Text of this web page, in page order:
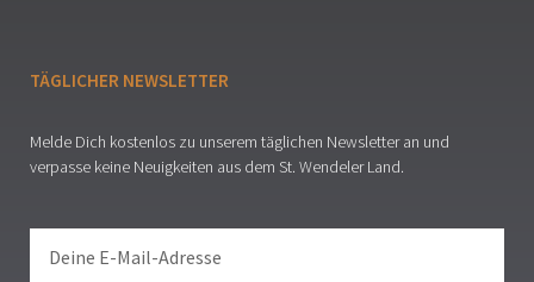
TÄGLICHER NEWSLETTER
Melde Dich kostenlos zu unserem täglichen Newsletter an und
verpasse keine Neuigkeiten aus dem St. Wendeler Land.